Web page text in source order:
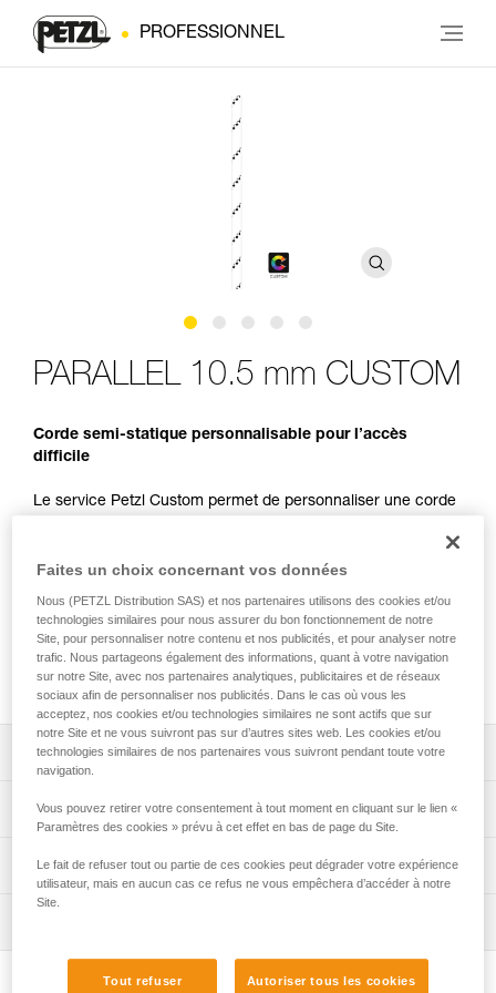
PROFESSIONNEL
PARALLEL 10.5 mm CUSTOM
Corde semi-statique personnalisable pour l’accès
difficile
Le service Petzl Custom permet de personnaliser une corde
terminaison cousue manufacturée à l’une ou aux deux
être personnalisés par une étiquette avec gaine
thermorétractable ou par un embout rigide marqué au laser.
La corde PARALLEL 10.5 mm CUSTOM est conditionnée
individuellement pour une solution prête à l'emploi.
Descriptif
Choix de la couleur de la corde : blanc, jaune, noir, bleu,
rouge ou orange.
commander une corde à la longueur souhaitée au mètre
près, entre 2 et 700 mètres.
Spécifications techniques
Matière(s): polyester, polyamide
Informations techniques
Notice
Déclaration de conformité
Télécharger le pdf UKCA-Declaration-R077YAXX-
Procédure de vérification EPI
Télécharger le pdf verif-EPI-cordes-procedure-FR
Faites un choix concernant vos données
Nous (PETZL Distribution SAS) et nos partenaires utilisons des cookies et/ou
technologies similaires pour nous assurer du bon fonctionnement de notre
Site, pour personnaliser notre contenu et nos publicités, et pour analyser notre
trafic. Nous partageons également des informations, quant à votre navigation
sur notre Site, avec nos partenaires analytiques, publicitaires et de réseaux
sociaux afin de personnaliser nos publicités. Dans le cas où vous les
acceptez, nos cookies et/ou technologies similaires ne sont actifs que sur
notre Site et ne vous suivront pas sur d’autres sites web. Les cookies et/ou
technologies similaires de nos partenaires vous suivront pendant toute votre
navigation.
Vous pouvez retirer votre consentement à tout moment en cliquant sur le lien «
Paramètres des cookies » prévu à cet effet en bas de page du Site.
Le fait de refuser tout ou partie de ces cookies peut dégrader votre expérience
utilisateur, mais en aucun cas ce refus ne vous empêchera d’accéder à notre
Site.
Tout refuser Autoriser tous les cookies